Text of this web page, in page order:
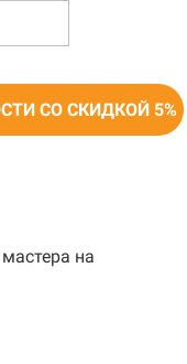
СО СКИДКОЙ 5%
на